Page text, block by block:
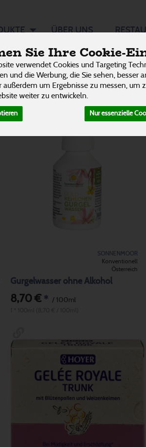
Sie Ihre Cookie-
verwendet Cookies und Targeting
und die Werbung, die Sie sehen, besser
außerdem um Ergebnisse zu messen,
weiter zu entwickeln.
Nur essenzielle
ÜBER UNS
Allergene
SONNENMOOR
Konventionell
Österreich
Gurgelwasser ohne Alkohol
8,70 €* / 100ml